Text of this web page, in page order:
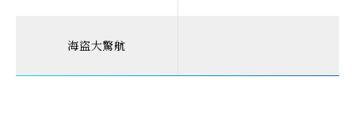
海盜大驚航